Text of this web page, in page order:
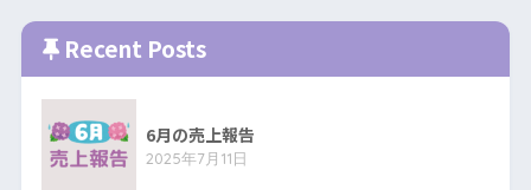
Recent Posts
6月の売上報告
2025年7月11日